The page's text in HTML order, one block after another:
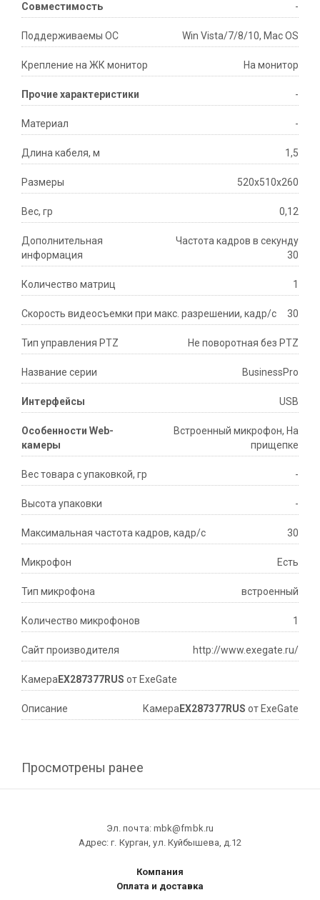
Совместимость -
Поддерживаемы ОС Win Vista/7/8/10, Mac OS
Крепление на ЖК монитор На монитор
Прочие характеристики -
Материал -
Длина кабеля, м 1,5
Размеры 520x510x260
Вес, гр 0,12
Дополнительная
информация
Частота кадров в секунду
30
Количество матриц 1
Скорость видеосъемки при макс. разрешении, кадр/с 30
Тип управления PTZ Не поворотная без PTZ
Название серии BusinessPro
Интерфейсы USB
Особенности Web-
камеры
Встроенный микрофон, На
прищепке
Вес товара с упаковкой, гр -
Высота упаковки -
Максимальная частота кадров, кадр/с 30
Микрофон Есть
Тип микрофона встроенный
Количество микрофонов 1
Сайт производителя http://www.exegate.ru/
КамераEX287377RUS от ExeGate
Описание КамераEX287377RUS от ExeGate
Просмотрены ранее
Эл. почта: mbk@fmbk.ru
Адрес: г. Курган, ул. Куйбышева, д.12
Компания
Оплата и доставка